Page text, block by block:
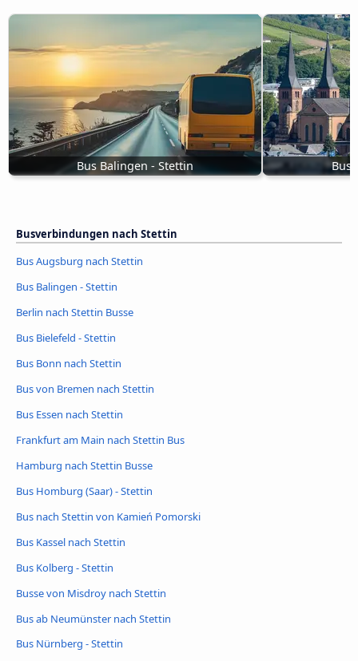
Bus Balingen - Stettin Bus
Busverbindungen nach Stettin
Bus Augsburg nach Stettin
Bus Balingen - Stettin
Berlin nach Stettin Busse
Bus Bielefeld - Stettin
Bus Bonn nach Stettin
Bus von Bremen nach Stettin
Bus Essen nach Stettin
Frankfurt am Main nach Stettin Bus
Hamburg nach Stettin Busse
Bus Homburg (Saar) - Stettin
Bus nach Stettin von Kamień Pomorski
Bus Kassel nach Stettin
Bus Kolberg - Stettin
Busse von Misdroy nach Stettin
Bus ab Neumünster nach Stettin
Bus Nürnberg - Stettin